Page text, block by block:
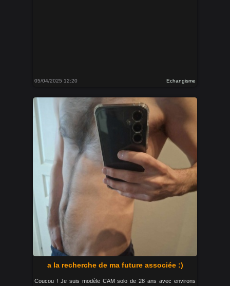
05/04/2025 12:20 Echangisme
a la recherche de ma future associée :)
Coucou ! Je suis modèle CAM solo de 28 ans avec environs